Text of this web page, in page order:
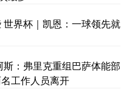
界杯｜凯恩：一球领先就
：弗里克重组巴萨体能部
工作人员离开